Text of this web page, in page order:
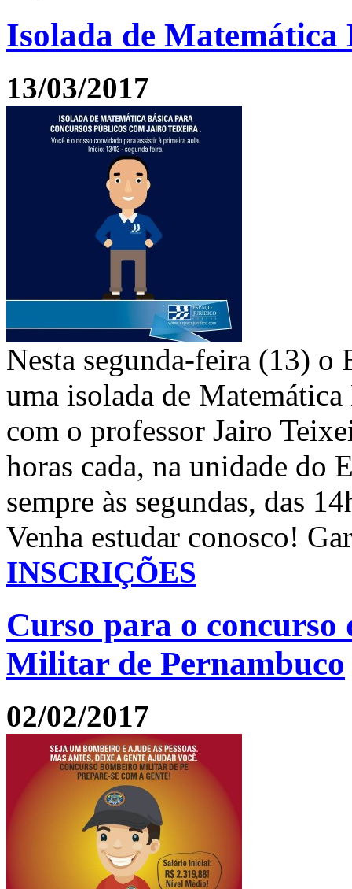
Isolada de Matemática
13/03/2017
Nesta segunda-feira (13) o
uma isolada de
com o professor Jairo
horas cada, na unidade do
sempre às segundas, das
Venha estudar conosco!
INSCRIÇÕES
Curso para o concurso
Militar de Pernambuco
02/02/2017